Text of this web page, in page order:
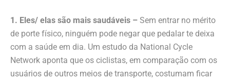
1. Eles/ elas são mais saudáveis – Sem entrar no mérito
de porte físico, ninguém pode negar que pedalar te deixa
com a saúde em dia. Um estudo da National Cycle
Network aponta que os ciclistas, em comparação com os
usuários de outros meios de transporte, costumam ficar